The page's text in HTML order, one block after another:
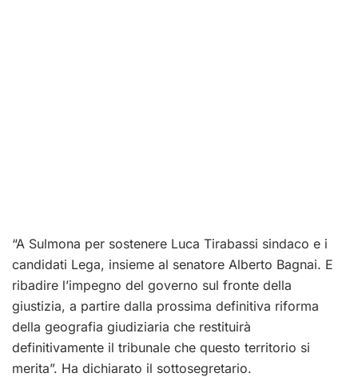
“A Sulmona per sostenere Luca Tirabassi sindaco e i
candidati Lega, insieme al senatore Alberto Bagnai. E
ribadire l’impegno del governo sul fronte della
giustizia, a partire dalla prossima definitiva riforma
della geografia giudiziaria che restituirà
definitivamente il tribunale che questo territorio si
merita”. Ha dichiarato il sottosegretario.